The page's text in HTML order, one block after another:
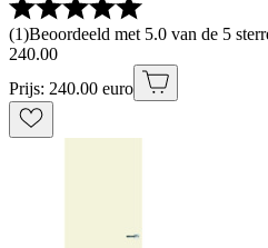
(1)Beoordeeld met 5.0 van de 5
240.00
Prijs: 240.00 euro